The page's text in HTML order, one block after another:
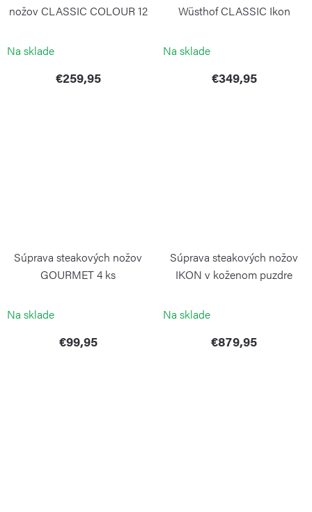
nožov CLASSIC COLOUR 12
Na sklade
€259,95
Wüsthof CLASSIC Ikon
Na sklade
€349,95
Súprava steakových nožov
GOURMET 4 ks
Na sklade
€99,95
Súprava steakových nožov
IKON v koženom puzdre
Na sklade
€879,95